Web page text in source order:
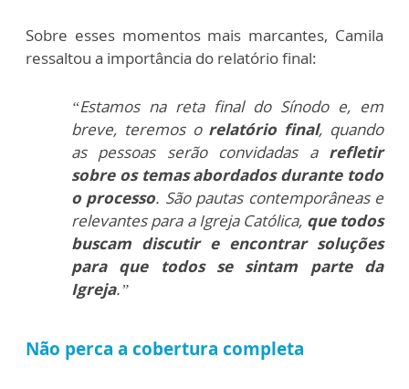
Sobre esses momentos mais marcantes, Camila
ressaltou a importância do relatório final:
“Estamos na reta final do Sínodo e, em
breve, teremos o relatório final, quando
as pessoas serão convidadas a refletir
sobre os temas abordados durante todo
o processo. São pautas contemporâneas e
relevantes para a Igreja Católica, que todos
buscam discutir e encontrar soluções
para que todos se sintam parte da
Igreja.”
Não perca a cobertura completa